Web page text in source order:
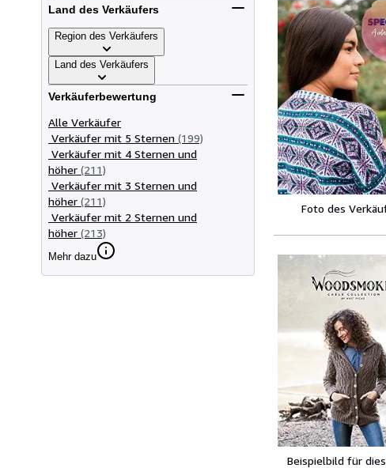
Land des Verkäufers
Region des Verkäufers
Land des Verkäufers
Verkäuferbewertung
Alle Verkäufer
Verkäufer mit 5 Sternen (199)
Verkäufer mit 4 Sternen und
höher (211)
Verkäufer mit 3 Sternen und
höher (211)
Verkäufer mit 2 Sternen und
höher (213)
Mehr dazu
Foto des
Beispielbild für